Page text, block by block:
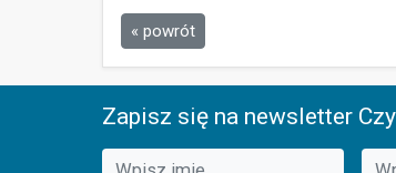
« powrót
Zapisz się na newsletter